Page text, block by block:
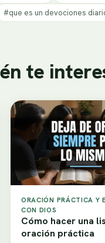
#que es un devociones
te
ORACIÓN PRÁCTICA Y
CON DIOS
Cómo hacer una
oración práctica